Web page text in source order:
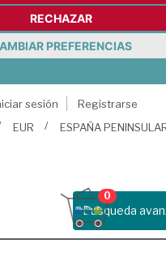
RECHAZAR
PREFERENCIAS
sesión
Registrarse
EUR ESPAÑA
Busqueda
0